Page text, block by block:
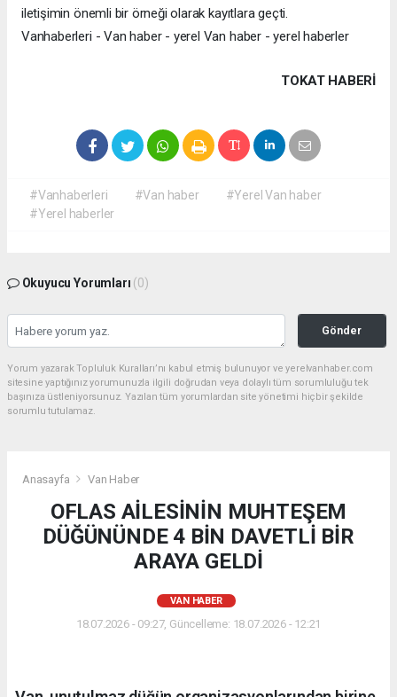
iletişimin önemli bir örneği olarak kayıtlara geçti.
Vanhaberleri - Van haber - yerel Van haber - yerel haberler
TOKAT HABERİ
#Vanhaberleri #Van haber
#Yerel Van haber
#Yerel haberler
Okuyucu Yorumları (0)
Gönder
Yorum yazarak Topluluk Kuralları’nı kabul etmiş bulunuyor ve yerelvanhaber.com
sitesine yaptığınız yorumunuzla ilgili doğrudan veya dolaylı tüm sorumluluğu tek
başınıza üstleniyorsunuz. Yazılan tüm yorumlardan site yönetimi hiçbir şekilde
sorumlu tutulamaz.
Anasayfa Van Haber
OFLAS AİLESİNİN MUHTEŞEM
DÜĞÜNÜNDE 4 BİN DAVETLİ BİR
ARAYA GELDİ
VAN HABER
18.07.2026 - 09:27, Güncelleme: 18.07.2026 - 12:21